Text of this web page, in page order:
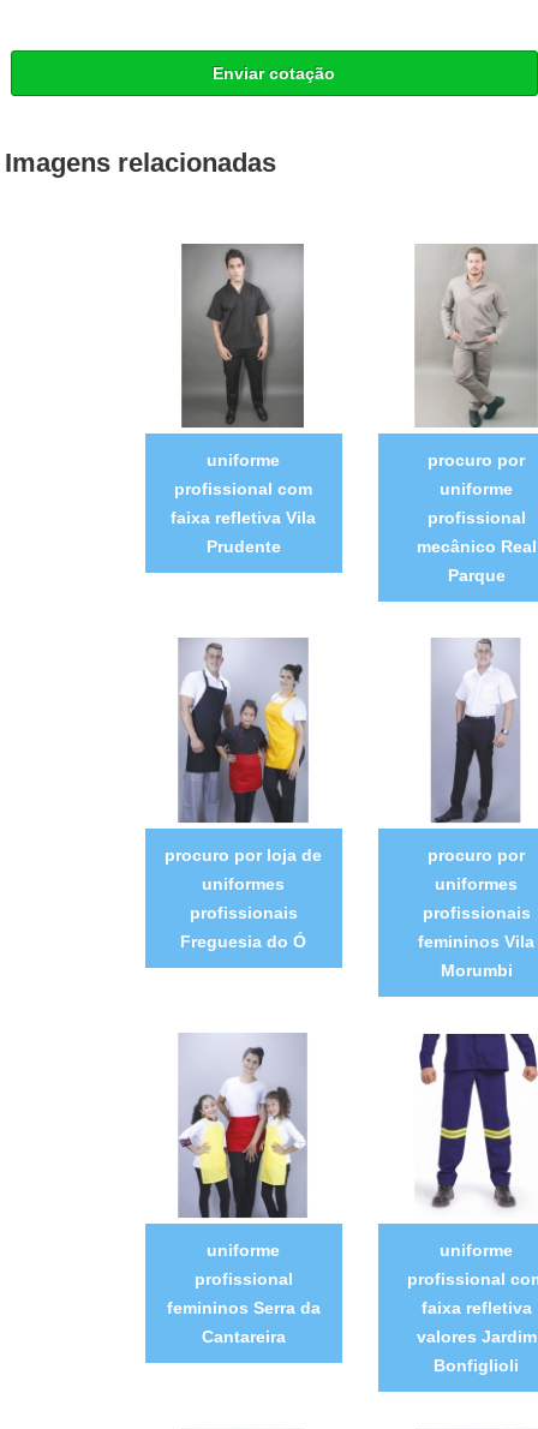
Enviar cotação
Imagens relacionadas
uniforme
profissional com
faixa refletiva Vila
Prudente
procuro por
uniforme
profissional
mecânico Real
Parque
procuro por loja de
uniformes
profissionais
Freguesia do Ó
procuro por
uniformes
profissionais
femininos Vila
Morumbi
uniforme
profissional
femininos Serra da
Cantareira
uniforme
profissional
faixa refletiva
valores Jardim
Bonfiglioli